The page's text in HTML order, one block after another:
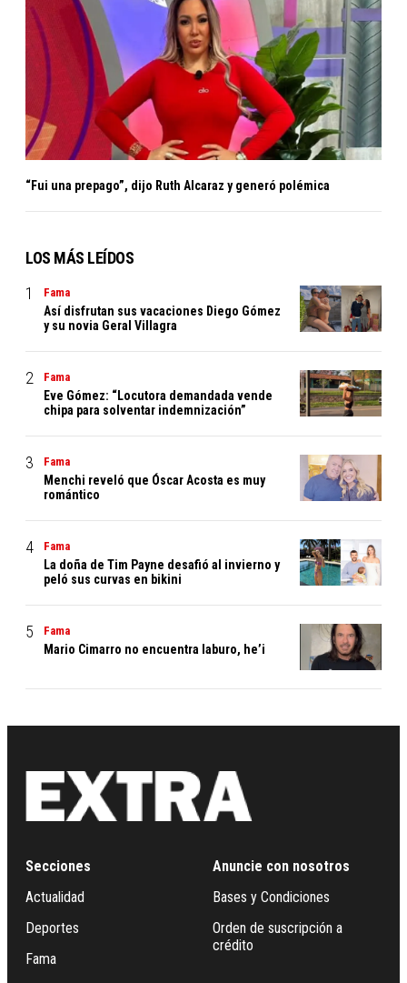
“Fui una prepago”, dijo Ruth Alcaraz y generó polémica
LOS MÁS LEÍDOS
Fama
Así disfrutan sus vacaciones Diego Gómez
y su novia Geral Villagra
Fama
Eve Gómez: “Locutora demandada vende
chipa para solventar indemnización”
Fama
Menchi reveló que Óscar Acosta es muy
romántico
Fama
La doña de Tim Payne desafió al invierno y
peló sus curvas en bikini
Fama
Mario Cimarro no encuentra laburo, he’i
Secciones
Actualidad
Deportes
Fama
Anuncie con nosotros
Bases y Condiciones
Orden de suscripción a
crédito